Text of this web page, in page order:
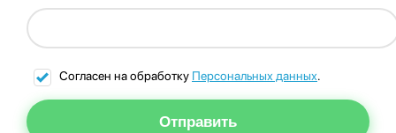
Согласен на обработку Персональных данных.
Отправить